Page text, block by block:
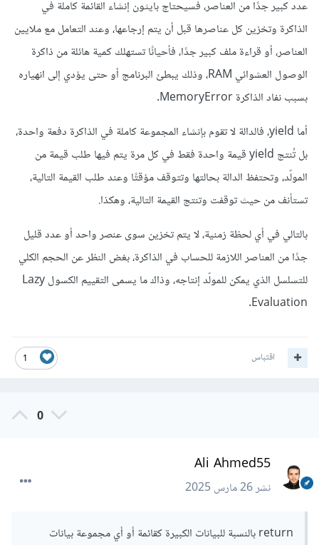
عدد كبير جدًا من العناصر، فسيحتاج بايثون إنشاء القائمة كاملة في
الذاكرة وتخزين كل عناصرها قبل أن يتم إرجاعها، وعند التعامل مع ملايين
العناصر، أو قراءة ملف كبير جدًا، فأحيانًا تستهلك كمية هائلة من ذاكرة
الوصول العشوائي RAM، وذلك يبطئ البرنامج أو حتى يؤدي إلى انهياره
بسبب نفاد الذاكرة MemoryError.
أما yield، فالدالة لا تقوم بإنشاء المجموعة كاملة في الذاكرة دفعة واحدة،
بل تُنتج yield قيمة واحدة فقط في كل مرة يتم فيها طلب قيمة من
المولّد، وتحتفظ الدالة بحالتها وتتوقف مؤقتًا وعند طلب القيمة التالية،
تستأنف من حيث توقفت وتنتج القيمة التالية، وهكذا.
بالتالي في أي لحظة زمنية، لا يتم تخزين سوى عنصر واحد أو عدد قليل
جدًا من العناصر اللازمة للحساب في الذاكرة، بغض النظر عن الحجم الكلي
للتسلسل الذي يمكن للمولّد إنتاجه، وذاك ما يسمى التقييم الكسول Lazy
Evaluation.
1 اقتباس
0
Ali Ahmed55
نشر26 مارس 2025
return بالنسبة للبيانات الكبيرة كقائمة أو أي مجموعة بيانات